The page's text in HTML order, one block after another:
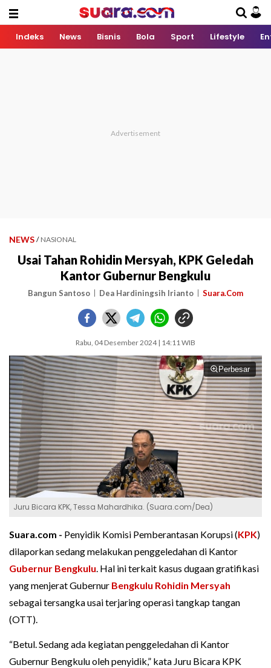
Indeks News Bisnis Bola Sport Lifestyle
NEWS / NASIONAL
Usai Tahan Rohidin Mersyah, KPK Geledah
Kantor Gubernur Bengkulu
Bangun Santoso Dea Hardiningsih Irianto Suara.Com
Rabu, 04 Desember 2024 | 14:11 WIB
Perbesar
Juru Bicara KPK, Tessa Mahardhika. (Suara.com/Dea)
Suara.com - Penyidik Komisi Pemberantasan Korupsi (KPK)
dilaporkan sedang melakukan penggeledahan di Kantor
Gubernur Bengkulu. Hal ini terkait kasus dugaan gratifikasi
yang menjerat Gubernur Bengkulu Rohidin Mersyah
sebagai tersangka usai terjaring operasi tangkap tangan
(OTT).
“Betul. Sedang ada kegiatan penggeledahan di Kantor
Gubernur Bengkulu oleh penyidik,” kata Juru Bicara KPK